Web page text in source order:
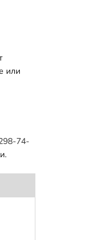
или
74-